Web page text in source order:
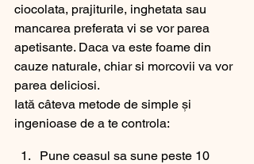
ciocolata, prajiturile, inghetata sau
mancarea preferata vi se vor parea
apetisante. Daca va este foame din
cauze naturale, chiar si morcovii va vor
parea deliciosi.
Iată câteva metode de simple și
ingenioase de a te controla:
Pune ceasul sa sune peste 10